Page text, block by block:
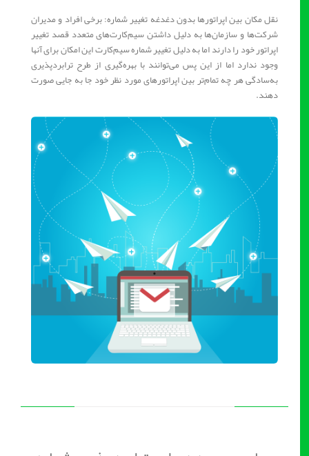
نقل‌ مکان بین اپراتورها بدون دغدغه تغییر شماره: برخی افراد و مدیران
شرکت‌ها و سازمان‌ها به دلیل داشتن سیم‌کارت‌های متعدد قصد تغییر
اپراتور خود را دارند اما به دلیل تغییر شماره سیم‌کارت این امکان برای آنها
وجود ندارد اما از این پس می‌توانند با بهره‌گیری از طرح ترابردپذیری
به‌سادگی هر چه تمام‌تر بین اپراتورهای مورد نظر خود جا به جایی صورت
دهند.